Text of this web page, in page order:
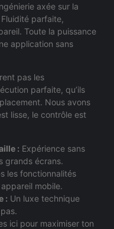
axée sur la
parfaite,
Toute la puissance
application sans
pas les
parfaite, qu’ils
Nous avons
lisse, le contrôle est
: Expérience sans
grands écrans.
les fonctionnalités
mobile.
: Un luxe technique
ici pour maximiser ton